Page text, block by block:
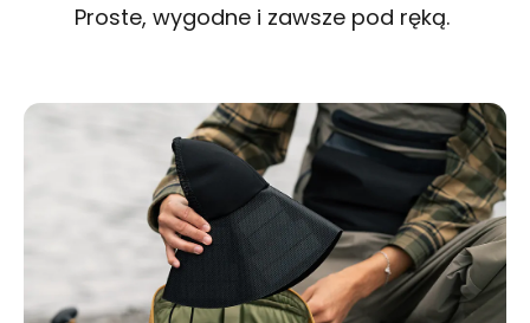
Proste, wygodne i zawsze pod ręką.